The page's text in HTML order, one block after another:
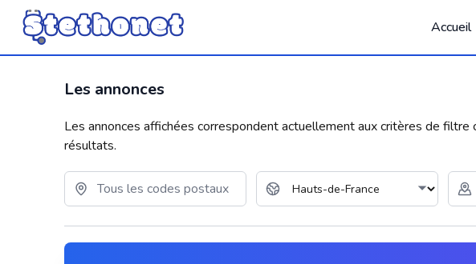
Accueil
Les annonces
Les annonces affichées correspondent actuellement aux critères de
résultats.